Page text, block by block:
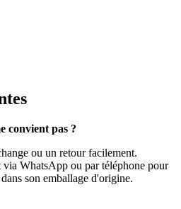
convient pas ?
ou un retour facilement.
WhatsApp ou par téléphone pour
son emballage d'origine.